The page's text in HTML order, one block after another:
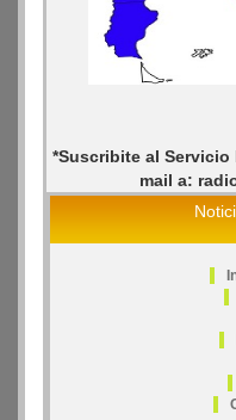
*Suscribite al Servicio
mail a: